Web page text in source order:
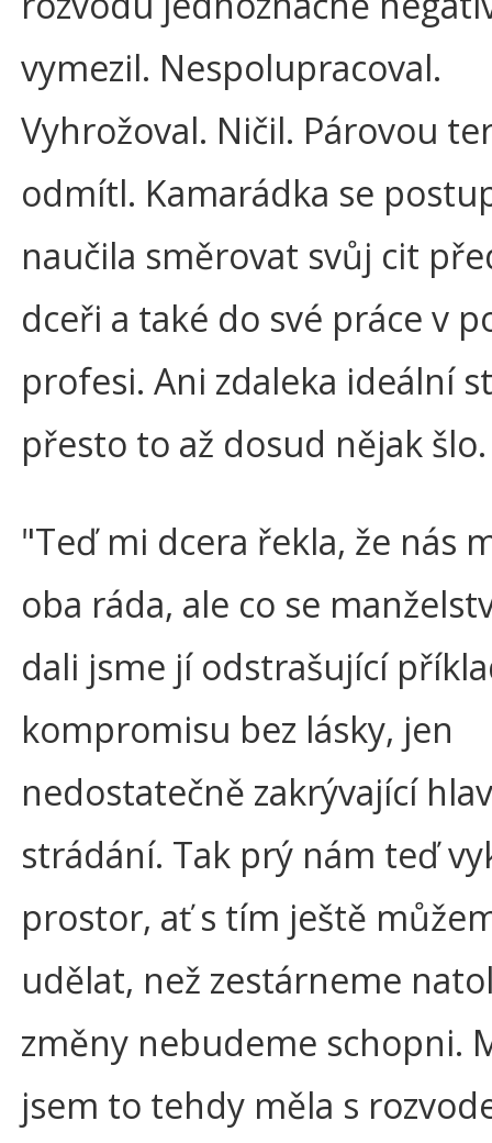
vymezil. Nespolupracoval.
Vyhrožoval. Ničil. Párovou
odmítl. Kamarádka se
naučila směrovat svůj cit
dceři a také do své práce v
profesi. Ani zdaleka ideální
přesto to až dosud nějak šlo.
"Teď mi dcera řekla, že nás
oba ráda, ale co se
dali jsme jí odstrašující
kompromisu bez lásky, jen
nedostatečně zakrývající
strádání. Tak prý nám teď
prostor, ať s tím ještě
udělat, než zestárneme
změny nebudeme schopni.
jsem to tehdy měla s